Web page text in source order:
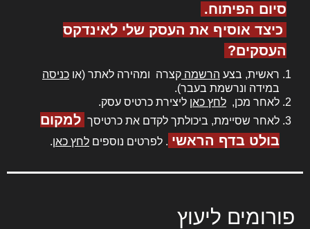
סיום הפיתוח.
כיצד אוסיף את העסק שלי לאינדקס
העסקים?
ראשית, בצע הרשמה קצרה ומהירה לאתר (או כניסה
במידה ונרשמת בעבר).
לאחר מכן, לחץ כאן ליצירת כרטיס עסק.
לאחר שסיימת, ביכולתך לקדם את כרטיסך למקום
בולט בדף הראשי . לפרטים נוספים לחץ כאן.
פורומים ליעוץ